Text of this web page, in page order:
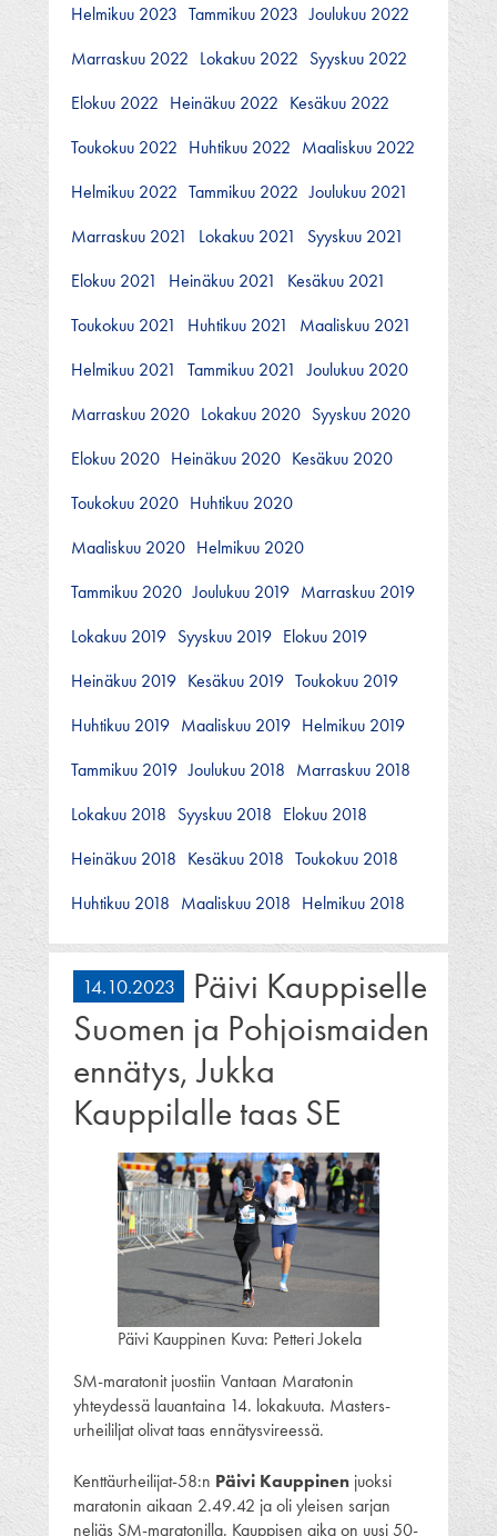
Helmikuu 2023 Tammikuu 2023 Joulukuu 2022
Marraskuu 2022 Lokakuu 2022 Syyskuu 2022
Elokuu 2022 Heinäkuu 2022 Kesäkuu 2022
Toukokuu 2022 Huhtikuu 2022 Maaliskuu 2022
Helmikuu 2022 Tammikuu 2022 Joulukuu 2021
Marraskuu 2021
Lokakuu 2021
Syyskuu 2021
Elokuu 2021
Heinäkuu 2021
Kesäkuu 2021
Toukokuu 2021
Huhtikuu 2021
Maaliskuu 2021
Helmikuu 2021
Tammikuu 2021
Joulukuu 2020
Marraskuu 2020 Lokakuu 2020 Syyskuu 2020
Elokuu 2020 Heinäkuu 2020 Kesäkuu 2020
Toukokuu 2020 Huhtikuu 2020
Maaliskuu 2020 Helmikuu 2020
Tammikuu 2020 Joulukuu 2019 Marraskuu 2019
Lokakuu 2019 Syyskuu 2019 Elokuu 2019
Heinäkuu 2019 Kesäkuu 2019 Toukokuu 2019
Huhtikuu 2019 Maaliskuu 2019 Helmikuu 2019
Tammikuu 2019 Joulukuu 2018 Marraskuu 2018
Lokakuu 2018 Syyskuu 2018 Elokuu 2018
Heinäkuu 2018 Kesäkuu 2018 Toukokuu 2018
Huhtikuu 2018 Maaliskuu 2018 Helmikuu 2018
14.10.2023
Päivi Kauppiselle
Suomen ja Pohjoismaiden
ennätys, Jukka
Kauppilalle taas SE
Päivi Kauppinen Kuva: Petteri Jokela
SM-maratonit juostiin Vantaan Maratonin
yhteydessä lauantaina 14. lokakuuta. Masters-
urheililjat olivat taas ennätysvireessä.
Kenttäurheilijat-58:n Päivi Kauppinen juoksi
maratonin aikaan 2.49.42 ja oli yleisen sarjan
neljäs SM-maratonilla. Kauppisen aika on uusi 50-